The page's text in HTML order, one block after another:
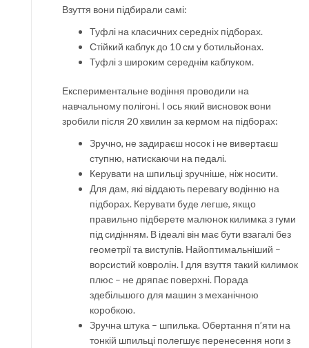
Взуття вони підбирали самі:
Туфлі на класичних середніх підборах.
Стійкий каблук до 10 см у ботильйонах.
Туфлі з широким середнім каблуком.
Експериментальне водіння проводили на
навчальному полігоні. І ось який висновок вони
зробили після 20 хвилин за кермом на підборах:
Зручно, не задираєш носок і не вивертаєш
ступню, натискаючи на педалі.
Керувати на шпильці зручніше, ніж носити.
Для дам, які віддають перевагу водінню на
підборах. Керувати буде легше, якщо
правильно підберете малюнок килимка з гуми
під сидінням. В ідеалі він має бути взагалі без
геометрії та виступів. Найоптимальніший –
ворсистий ковролін. І для взуття такий килимок
плюс – не дряпає поверхні. Порада
здебільшого для машин з механічною
коробкою.
Зручна штука – шпилька. Обертання п’яти на
тонкій шпильці полегшує перенесення ноги з